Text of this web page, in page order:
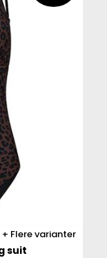
Flere varianter
suit